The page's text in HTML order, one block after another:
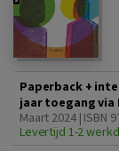
Paperback +
jaar toegang via
Maart 2024 | ISBN
Levertijd 1-2